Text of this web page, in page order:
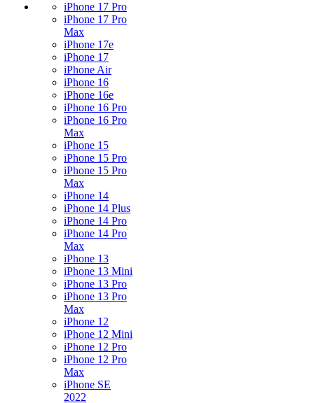
iPhone 17 Pro
iPhone 17 Pro
Max
iPhone 17e
iPhone 17
iPhone Air
iPhone 16
iPhone 16e
iPhone 16 Pro
iPhone 16 Pro
Max
iPhone 15
iPhone 15 Pro
iPhone 15 Pro
Max
iPhone 14
iPhone 14 Plus
iPhone 14 Pro
iPhone 14 Pro
Max
iPhone 13
iPhone 13 Mini
iPhone 13 Pro
iPhone 13 Pro
Max
iPhone 12
iPhone 12 Mini
iPhone 12 Pro
iPhone 12 Pro
Max
iPhone SE
2022